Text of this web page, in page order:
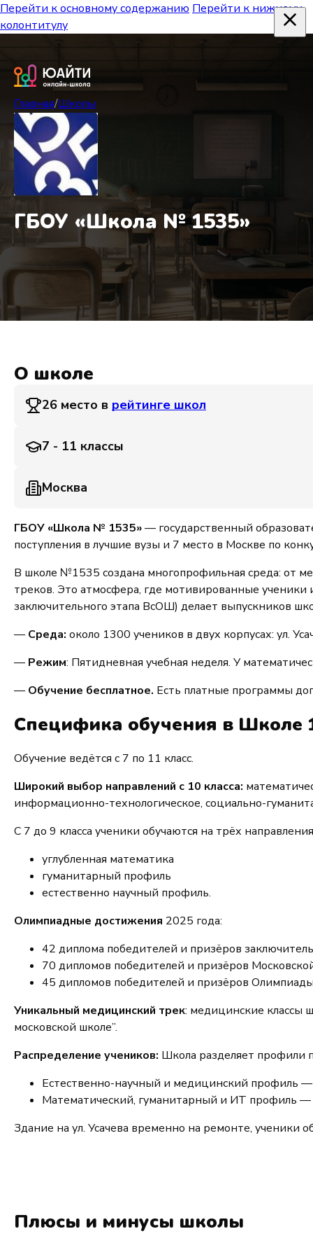
Перейти к основному содержанию Перейти к нижнему
колонтитулу
Главная/Школы
ГБОУ «Школа № 1535»
О школе
26 место в рейтинге школ
7 - 11 классы
Москва
ГБОУ «Школа № 1535»— государственный
поступления в лучшие вузы и 7 место в Москве по
В школе №1535 создана многопрофильная среда: от
треков. Это атмосфера, где мотивированные
заключительного этапа ВсОШ) делает выпускников
— Среда: около 1300 учеников в двух корпусах: ул.
— Режим: Пятидневная учебная неделя. У
— Обучение бесплатное. Есть платные программы
Специфика обучения в Школе
Обучение ведётся с 7 по 11 класс.
Широкий выбор направлений с 10 класса:
информационно-технологическое, социально-
С 7 до 9 класса ученики обучаются на трёх
углубленная математика
гуманитарный профиль
естественно научный профиль.
Олимпиадные достижения 2025 года:
42 диплома победителей и призёров
70 дипломов победителей и призёров
45 дипломов победителей и призёров
Уникальный медицинский трек: медицинские классы
московской школе”.
Распределение учеников: Школа разделяет профили
Естественно-научный и медицинский профиль
Математический, гуманитарный и ИТ профиль —
Здание на ул. Усачева временно на ремонте, ученики
Плюсы и минусы школы